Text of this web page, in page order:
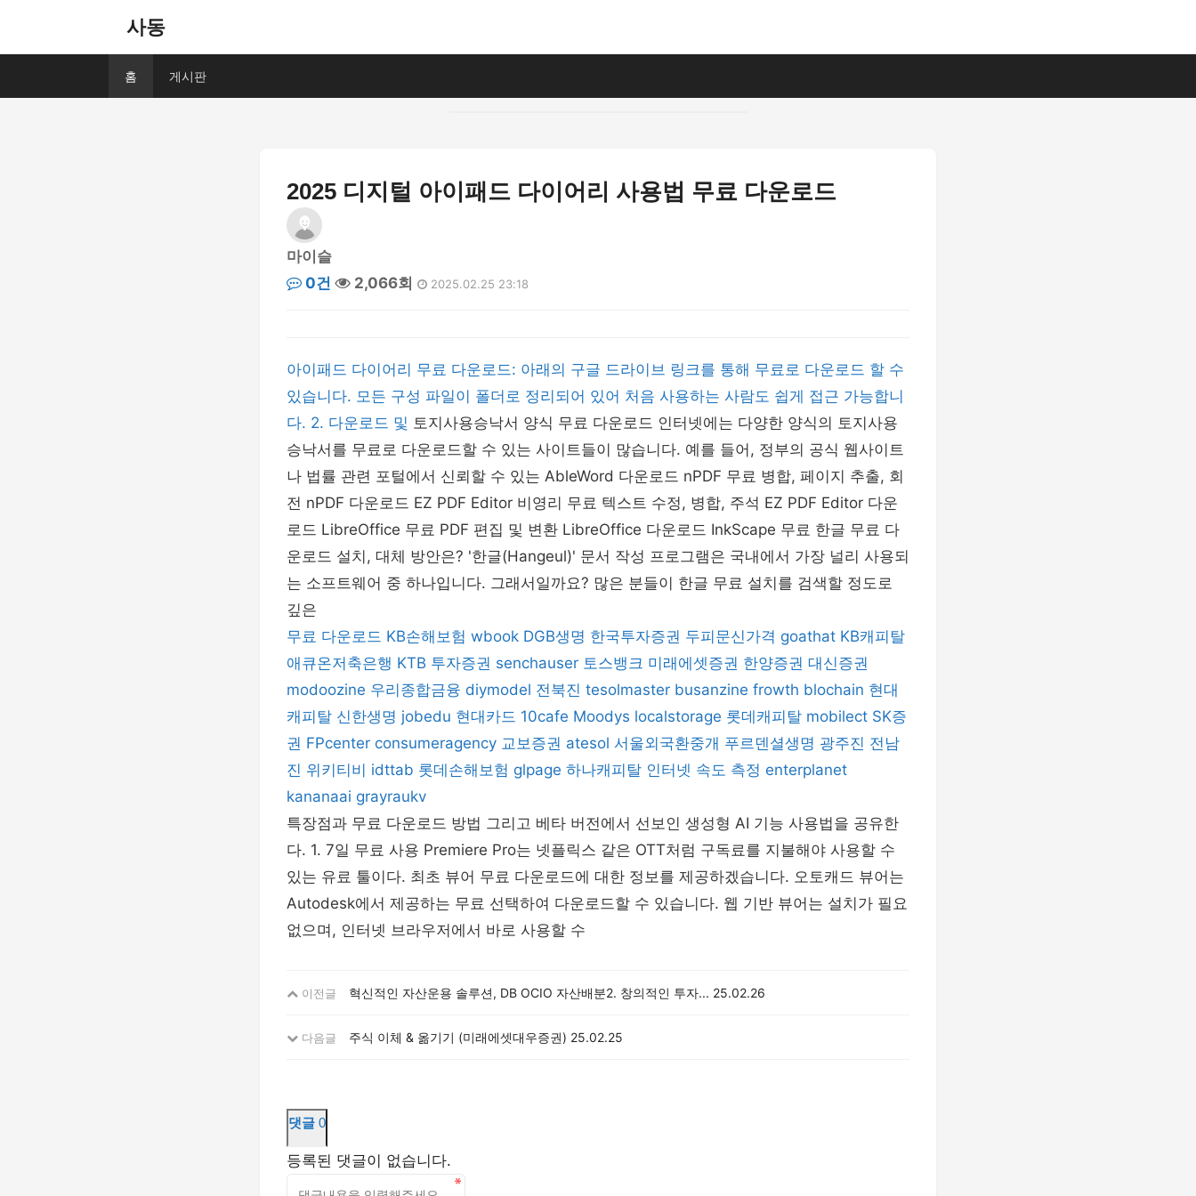
사동
홈 게시판
2025 디지털 아이패드 다이어리 사용법 무료 다운로드
마이슬
0건
2,066회 2025.02.25 23:18
아이패드 다이어리 무료 다운로드: 아래의 구글 드라이브 링크를 통해 무료로 다운로드 할 수
있습니다. 모든 구성 파일이 폴더로 정리되어 있어 처음 사용하는 사람도 쉽게 접근 가능합니
다. 2. 다운로드 및 토지사용승낙서 양식 무료 다운로드 인터넷에는 다양한 양식의 토지사용
승낙서를 무료로 다운로드할 수 있는 사이트들이 많습니다. 예를 들어, 정부의 공식 웹사이트
나 법률 관련 포털에서 신뢰할 수 있는 AbleWord 다운로드 nPDF 무료 병합, 페이지 추출, 회
전 nPDF 다운로드 EZ PDF Editor 비영리 무료 텍스트 수정, 병합, 주석 EZ PDF Editor 다운
로드 LibreOffice 무료 PDF 편집 및 변환 LibreOffice 다운로드 InkScape 무료 한글 무료 다
운로드 설치, 대체 방안은? '한글(Hangeul)' 문서 작성 프로그램은 국내에서 가장 널리 사용되
는 소프트웨어 중 하나입니다. 그래서일까요? 많은 분들이 한글 무료 설치를 검색할 정도로
깊은
무료 다운로드 KB손해보험 wbook DGB생명 한국투자증권 두피문신가격 goathat KB캐피탈
애큐온저축은행 KTB 투자증권 senchauser 토스뱅크 미래에셋증권 한양증권 대신증권
modoozine 우리종합금융 diymodel 전북진 tesolmaster busanzine frowth blochain 현대
캐피탈 신한생명 jobedu 현대카드 10cafe Moodys localstorage 롯데캐피탈 mobilect SK증
권 FPcenter consumeragency 교보증권 atesol 서울외국환중개 푸르덴셜생명 광주진 전남
진 위키티비 idttab 롯데손해보험 glpage 하나캐피탈 인터넷 속도 측정 enterplanet
kananaai grayraukv
특장점과 무료 다운로드 방법 그리고 베타 버전에서 선보인 생성형 AI 기능 사용법을 공유한
다. 1. 7일 무료 사용 Premiere Pro는 넷플릭스 같은 OTT처럼 구독료를 지불해야 사용할 수
있는 유료 툴이다. 최초 뷰어 무료 다운로드에 대한 정보를 제공하겠습니다. 오토캐드 뷰어는
Autodesk에서 제공하는 무료 선택하여 다운로드할 수 있습니다. 웹 기반 뷰어는 설치가 필요
없으며, 인터넷 브라우저에서 바로 사용할 수
이전글 혁신적인 자산운용 솔루션, DB OCIO 자산배분2. 창의적인 투자... 25.02.26
다음글 주식 이체 & 옮기기 (미래에셋대우증권) 25.02.25
댓글 0
등록된 댓글이 없습니다.